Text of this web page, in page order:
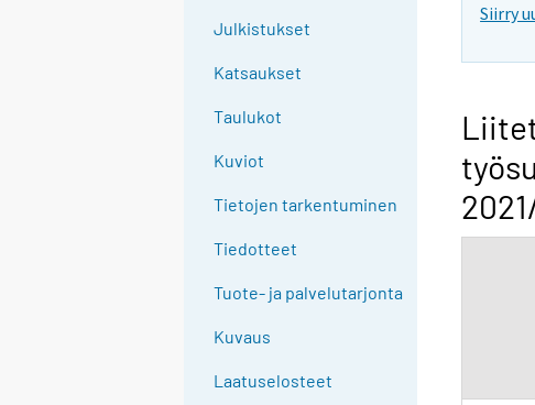
Julkistukset
Katsaukset
Taulukot
Kuviot
Tietojen tarkentuminen
Tiedotteet
Tuote- ja palvelutarjonta
Kuvaus
Laatuselosteet
Siirry